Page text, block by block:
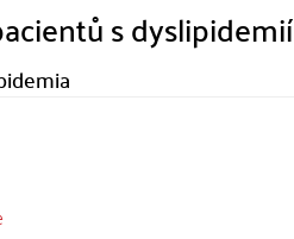
s dyslipidemií